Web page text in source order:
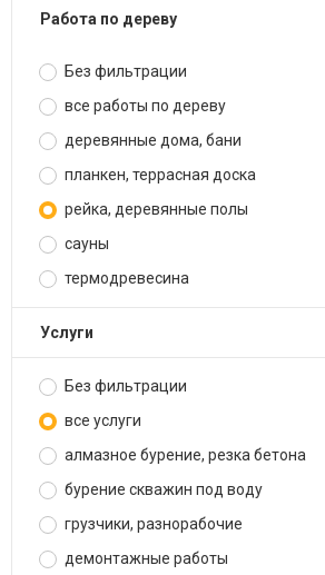
работа по дереву
Без фильтрации
все работы по дереву
деревянные дома, бани
планкен, террасная доска
рейка, деревянные полы
сауны
термодревесина
услуги
Без фильтрации
все услуги
алмазное бурение, резка бетона
бурение скважин под воду
грузчики, разнорабочие
демонтажные работы